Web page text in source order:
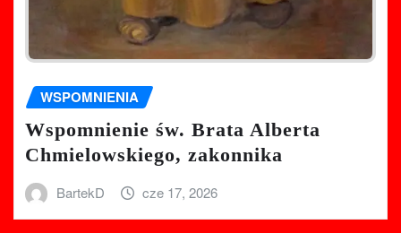
WSPOMNIENIA
Wspomnienie św. Brata Alberta
Chmielowskiego, zakonnika
BartekD cze 17, 2026